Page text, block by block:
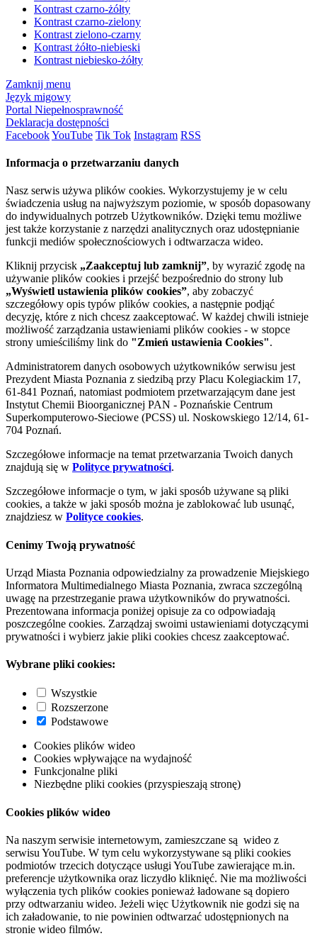
Kontrast czarno-żółty
Kontrast czarno-zielony
Kontrast zielono-czarny
Kontrast żółto-niebieski
Kontrast niebiesko-żółty
Zamknij menu
Język migowy
Portal Niepełnosprawność
Deklaracja dostępności
FacebookYouTube Tik Tok Instagram RSS
Informacja o przetwarzaniu danych
Nasz serwis używa plików cookies. Wykorzystujemy je w celu
świadczenia usług na najwyższym poziomie, w sposób dopasowany
do indywidualnych potrzeb Użytkowników. Dzięki temu możliwe
jest także korzystanie z narzędzi analitycznych oraz udostępnianie
funkcji mediów społecznościowych i odtwarzacza wideo.
Kliknij przycisk „Zaakceptuj lub zamknij”, by wyrazić zgodę na
używanie plików cookies i przejść bezpośrednio do strony lub
„Wyświetl ustawienia plików cookies”, aby zobaczyć
szczegółowy opis typów plików cookies, a następnie podjąć
decyzję, które z nich chcesz zaakceptować. W każdej chwili istnieje
możliwość zarządzania ustawieniami plików cookies - w stopce
strony umieściliśmy link do "Zmień ustawienia Cookies".
Administratorem danych osobowych użytkowników serwisu jest
Prezydent Miasta Poznania z siedzibą przy Placu Kolegiackim 17,
61-841 Poznań, natomiast podmiotem przetwarzającym dane jest
Instytut Chemii Bioorganicznej PAN - Poznańskie Centrum
Superkomputerowo-Sieciowe (PCSS) ul. Noskowskiego 12/14, 61-
704 Poznań.
Szczegółowe informacje na temat przetwarzania Twoich danych
znajdują się w Polityce prywatności.
Szczegółowe informacje o tym, w jaki sposób używane są pliki
cookies, a także w jaki sposób można je zablokować lub usunąć,
znajdziesz w Polityce cookies.
Cenimy Twoją prywatność
Urząd Miasta Poznania odpowiedzialny za prowadzenie Miejskiego
Informatora Multimedialnego Miasta Poznania, zwraca szczególną
uwagę na przestrzeganie prawa użytkowników do prywatności.
Prezentowana informacja poniżej opisuje za co odpowiadają
poszczególne cookies. Zarządzaj swoimi ustawieniami dotyczącymi
prywatności i wybierz jakie pliki cookies chcesz zaakceptować.
Wybrane pliki cookies:
Wszystkie
Rozszerzone
Podstawowe
Cookies plików wideo
Cookies wpływające na wydajność
Funkcjonalne pliki
Niezbędne pliki cookies (przyspieszają stronę)
Cookies plików wideo
Na naszym serwisie internetowym, zamieszczane są wideo z
serwisu YouTube. W tym celu wykorzystywane są pliki cookies
podmiotów trzecich dotyczące usługi YouTube zawierające m.in.
preferencje użytkownika oraz liczydło kliknięć. Nie ma możliwości
wyłączenia tych plików cookies ponieważ ładowane są dopiero
przy odtwarzaniu wideo. Jeżeli więc Użytkownik nie godzi się na
ich załadowanie, to nie powinien odtwarzać udostępnionych na
stronie wideo filmów.